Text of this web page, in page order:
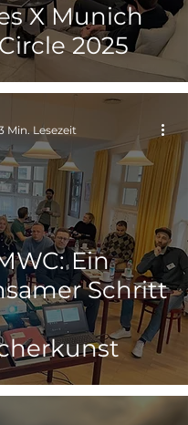
X Munich
2025
Ein
Schritt
Min. Lesezeit